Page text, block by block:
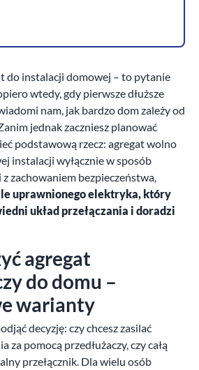
do instalacji domowej – to pytanie
wtedy, gdy pierwsze dłuższe
nam, jak bardzo dom zależy od
jednak zaczniesz planować
podstawową rzecz: agregat wolno
instalacji wyłącznie w sposób
zachowaniem bezpieczeństwa,
uprawnionego elektryka, który
układ przełączania i doradzi
agregat
do domu –
warianty
decyzję: czy chcesz zasilać
za pomocą przedłużaczy, czy całą
przełącznik. Dla wielu osób